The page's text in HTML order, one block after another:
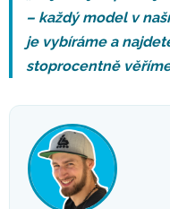
– každý model v
je vybíráme a
stoprocentně